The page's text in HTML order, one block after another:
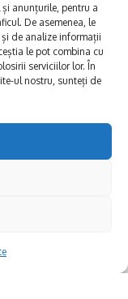
anunțurile, pentru a
De asemenea, le
de analize informații
le pot combina cu
serviciilor lor. În
ul nostru, sunteți de
Ada